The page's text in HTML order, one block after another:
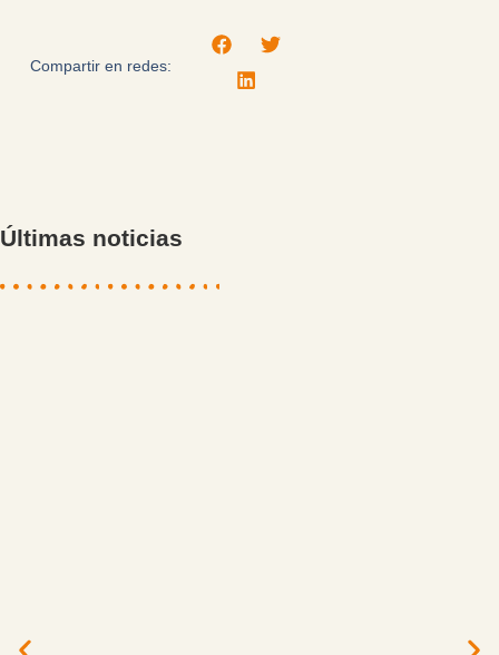
Compartir en redes:
Últimas noticias